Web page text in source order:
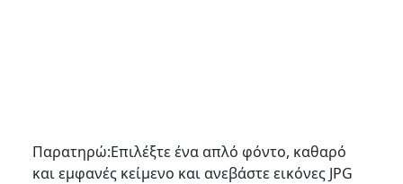
Παρατηρώ:Επιλέξτε ένα απλό φόντο, καθαρό
και εμφανές κείμενο και ανεβάστε εικόνες JPG